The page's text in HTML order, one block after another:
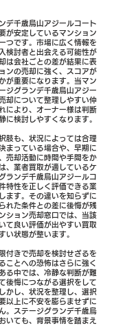
デ千歳烏山アジールコート
が安定しているマンション
つです。市場に広く情報を
検討者と出会える可能性が
は会社ごとの差が結果に表
ンの売却に強く、スコアが
が重要になります。当マン
ジグランデ千歳烏山アジー
却について整理しやすい仲
により、オーナー様は判断
に検討しやすくなります。
肢も、状況によっては合理
まっている場合や、早期に
売却活動に時間や手間をか
、業者買取が適しているケ
ランデ千歳烏山アジールコ
特性を正しく評価できる業
ます。その違いを知らずに
れた条件との差に後悔が残
ション売却窓口では、当該
て良い評価が出やすい買取
い状態が整います。
付きで売却を検討せざるを
ことへの恐怖はさらに強く
る中では、冷静な判断が難
後悔につながる選択をして
かし、状況を整理し、選択
以上に不安を膨らませずに
。ステージグランデ千歳烏
いても、背景事情を踏まえ